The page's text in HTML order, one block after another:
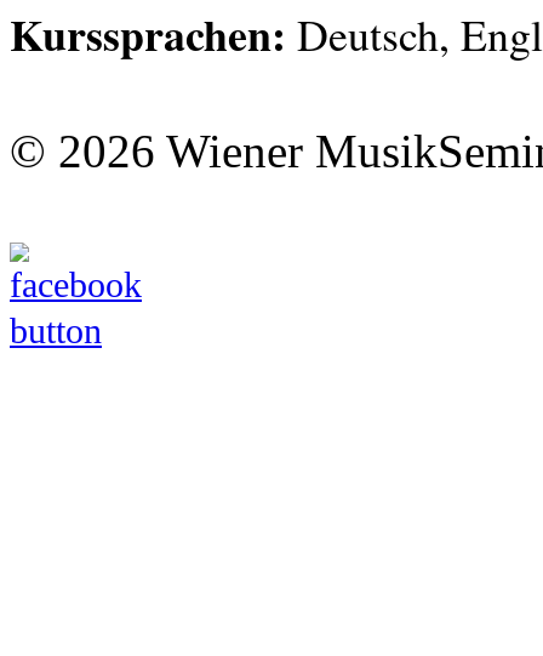
Kurssprachen: Deutsch,
© 2026 Wiener